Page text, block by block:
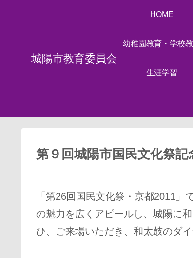
城陽市教育委員会
HOME
幼稚園教育・学校
生涯学習
第９回城陽市国民文化祭
「第26回国民文化祭・京都2011
の魅力を広くアピールし、城陽に
ひ、ご来場いただき、和太鼓のダ